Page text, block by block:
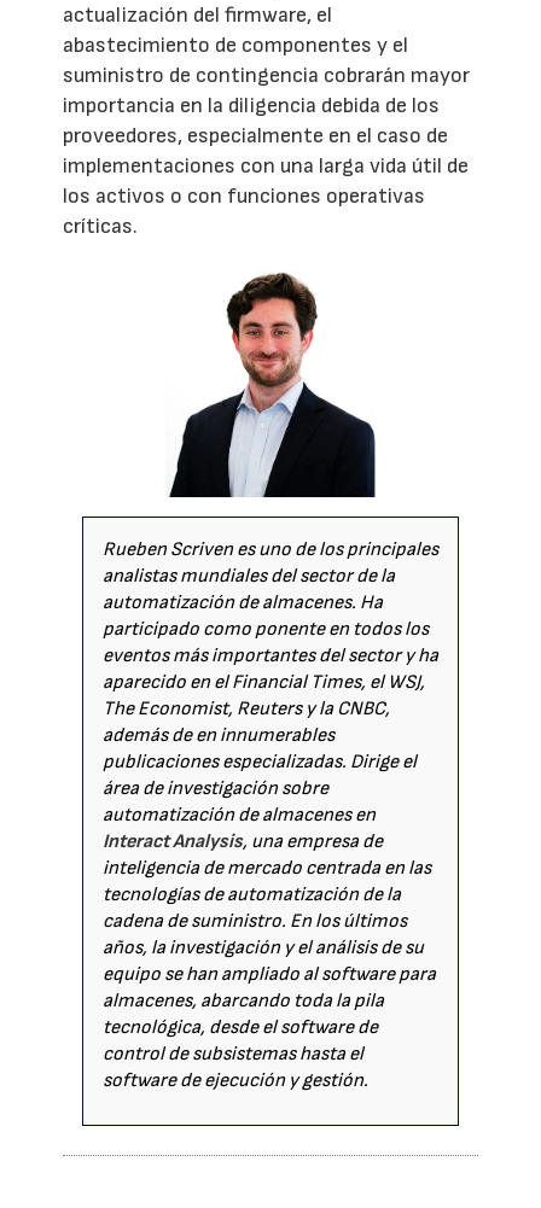
actualización del firmware, el
abastecimiento de componentes y el
suministro de contingencia cobrarán mayor
importancia en la diligencia debida de los
proveedores, especialmente en el caso de
implementaciones con una larga vida útil de
los activos o con funciones operativas
críticas.
Rueben Scriven es uno de los principales
analistas mundiales del sector de la
automatización de almacenes. Ha
participado como ponente en todos los
eventos más importantes del sector y ha
aparecido en el Financial Times, el WSJ,
The Economist, Reuters y la CNBC,
además de en innumerables
publicaciones especializadas. Dirige el
área de investigación sobre
automatización de almacenes en
Interact Analysis, una empresa de
inteligencia de mercado centrada en las
tecnologías de automatización de la
cadena de suministro. En los últimos
años, la investigación y el análisis de su
equipo se han ampliado al software para
almacenes, abarcando toda la pila
tecnológica, desde el software de
control de subsistemas hasta el
software de ejecución y gestión.